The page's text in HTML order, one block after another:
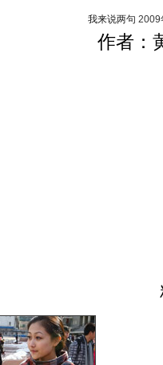
我来说两句 2009
作者：